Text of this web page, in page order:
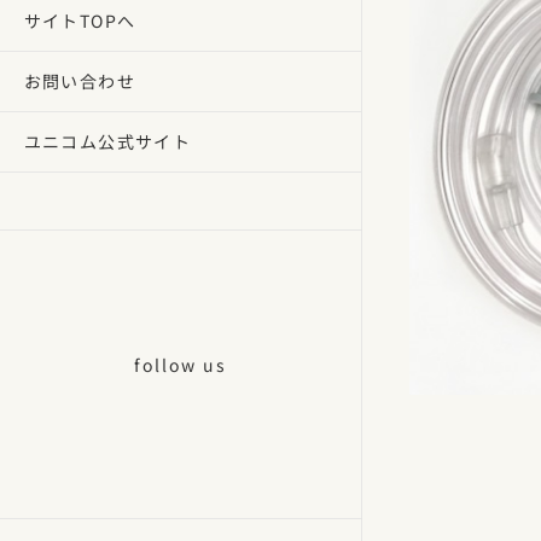
サイトTOPへ
お問い合わせ
ユニコム公式サイト
follow us